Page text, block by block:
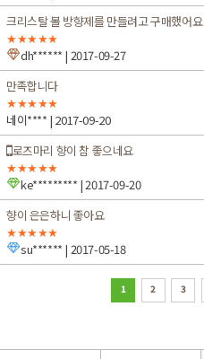
크리스탈 볼 방향제를 만들려고 구매했어요
★★★★★
dh****** | 2017-09-27
만족합니다
★★★★★
네이**** | 2017-09-20
로즈마리 향이 참 좋으네요
★★★★★
ke********* | 2017-09-20
향이 은은하니 좋아요
★★★★★
su****** | 2017-05-18
1 2 3